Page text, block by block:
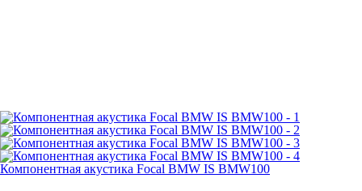
Компонентная акустика Focal BMW IS BMW100